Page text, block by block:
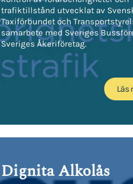
trafiktillstånd utvecklat av
Taxiförbundet och
samarbete med Sveriges
Sveriges Åkeriföretag.
Läs
Dignita Alkolås